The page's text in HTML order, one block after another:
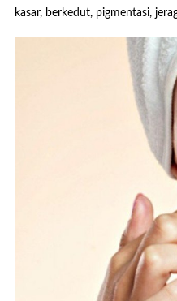
kasar, berkedut, pigmentasi,